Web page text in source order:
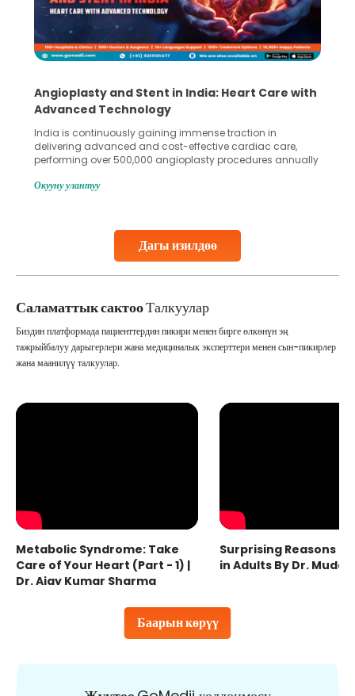
Дагы изилдөө
Angioplasty and Stent in India: Heart Care with
Advanced Technology
India is continuously gaining immense traction in
delivering advanced and cost-effective cardiac care,
performing over 500,000 angioplasty procedures annually
globe are searching for treatments like angioplasty and
Studies, such as one published
Окууну улантуу
Саламаттык сактооТалкуулар
Баарын көрүү
Биздин платформада пациенттердин пикири менен бирге өлкөнүн эң
тажрыйбалуу дарыгерлери жана медициналык эксперттери менен сын-пикирлер
жана маанилүү талкуулар.
Metabolic Syndrome: Take
Care of Your Heart (Part - 1) |
Dr. Ajay Kumar Sharma
Surprising Reasons
in Adults By Dr.